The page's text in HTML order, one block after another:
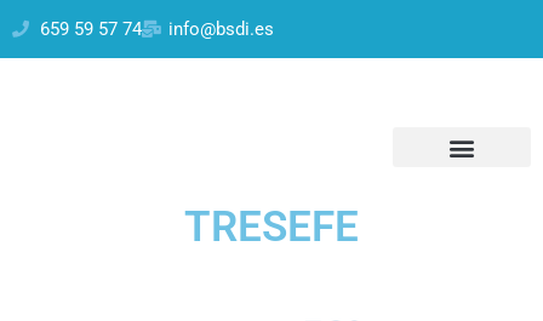
659 59 57 74 info@bsdi.es
TRESEFE